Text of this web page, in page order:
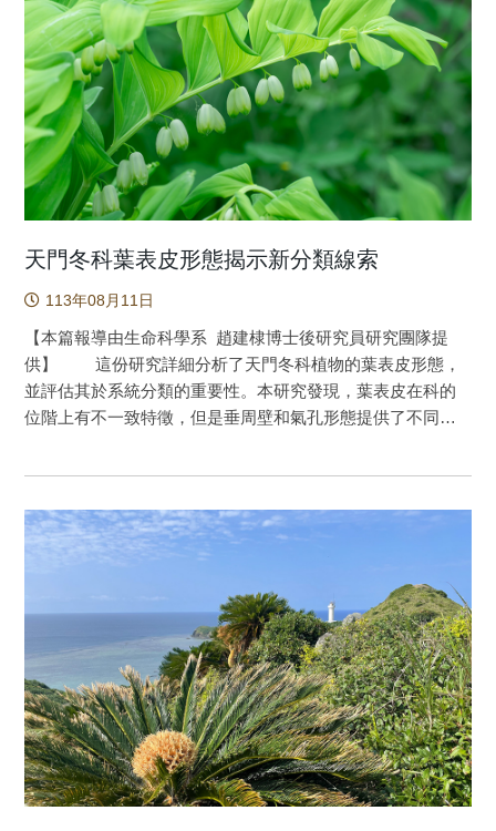
Hypsopodium 節的物種數量增加到14種，其中大多數物種分
佈在亞洲和大洋洲。Pteris sect. Hypsopodium可以藉二回羽
狀葉和紅棕色的葉柄，與鳳尾蕨屬的其他節進行區分。
菲律賓和所羅門群島的植物多樣性仍待研究。基於過去累積
的研究資料，得以確認過去團隊在菲律賓和所羅門群島野外
研究調查中，未能鑑定的植物實為新種，Pteris faba
Y.S.Chao sp. nov.的羽片頂端逐漸變窄，形成線狀的單鏈尾，
而Pteris rubella Y.S.Chao & C.W.Chen sp. nov.的羽片頂端也
態特徵，有助於清楚地區分Pteris faba （圖1）和Pteris
究發現兩個新物種，不僅拓展對Hypsopodium 節的生物多樣
性認識，並加深對菲律賓和所羅門群島植物相的了解。植物
分類是生態研究的基礎，提供保護植物多樣性和植物利用的
重要資料。 圖1：Pteris faba之標本，採於菲律賓，目前存
放在林業試驗所標本館(TAIF)。 圖2：Pteris rubella於索羅門
section Hypsopodium (Pteridaceae). New Zealand Journal of
Botany, 61(2-3), 118-130.
天門冬科葉表皮形態揭示新分類線索
113年08月11日
【本篇報導由生命科學系 趙建棣博士後研究員研究團隊提
供】 這份研究詳細分析了天門冬科植物的葉表皮形態，
並評估其於系統分類的重要性。本研究發現，葉表皮在科的
位階上有不一致特徵，但是垂周壁和氣孔形態提供了不同族
的葉片表現出圓形和波浪狀的垂周壁。本研究還推測氣孔和
棲地類型之間的關聯，儘管葉表皮特徵對於植物適應還需要
植物葉片的功能，過去的研究顯示該結構的功能包括氣體交
換、物理性保護以及調節水分散失等。葉表皮形態的豐富變
化提供了生理學、生態學、分類學及親緣關係等研究的材
料。天門冬科（Asparagaceae）為單子葉植物的一個大科，
包括約118屬、3200種以上的植物，廣泛地分布於全世界各
地，當然也包括臺灣。然而，有關臺灣天門冬科的葉表皮研
究仍然相當有限，有鑑於此，本研究利用光學與掃描式電子
顯微鏡，觀察臺灣原生天門冬科植物的葉表皮形態，並且評